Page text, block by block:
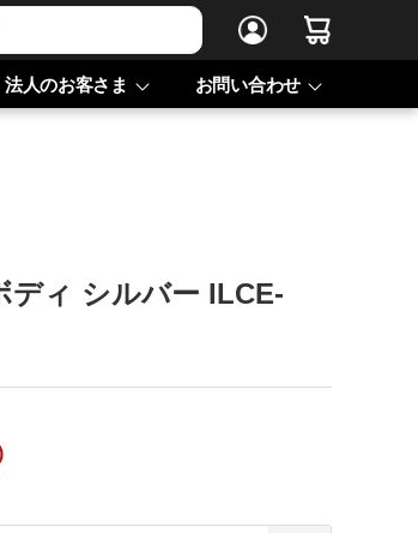
法人のお客さま お問い合わせ
ディ シルバー ILCE-